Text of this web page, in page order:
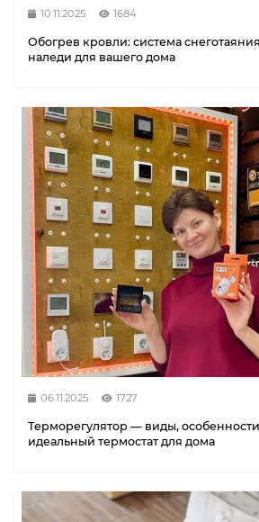
10.11.2025 1684
Обогрев кровли: система
наледи для вашего дома
06.11.2025 1727
Терморегулятор — виды,
идеальный термостат для дома